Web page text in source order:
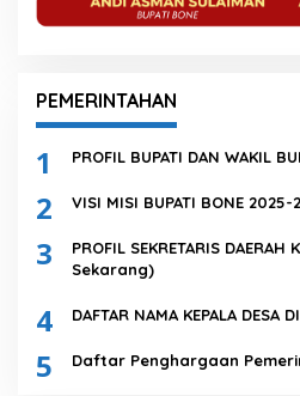
PEMERINTAHAN
1 PROFIL BUPATI DAN WAKIL
2 VISI MISI BUPATI BONE 2025-
3
PROFIL SEKRETARIS DAERAH
Sekarang)
4 DAFTAR NAMA KEPALA DESA
5 Daftar Penghargaan